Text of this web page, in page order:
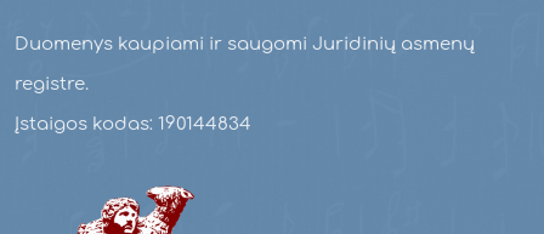
Duomenys kaupiami ir saugomi Juridinių asmenų
registre.
Įstaigos kodas: 190144834